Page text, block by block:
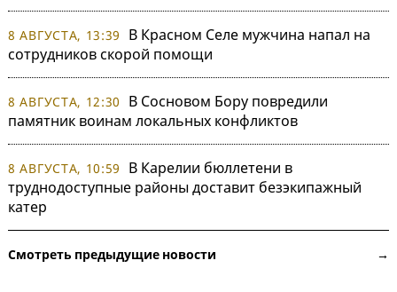
8 АВГУСТА, 13:39
В Красном Селе мужчина напал на
сотрудников скорой помощи
8 АВГУСТА, 12:30
В Сосновом Бору повредили
памятник воинам локальных конфликтов
8 АВГУСТА, 10:59
В Карелии бюллетени в
труднодоступные районы доставит безэкипажный
катер
Смотреть предыдущие новости →